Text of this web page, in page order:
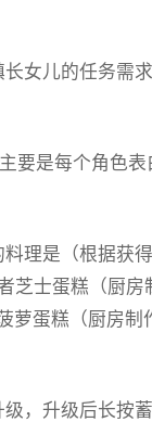
女儿的任务需
要是每个角色
理是（根据获得
芝士蛋糕（厨房
萝蛋糕（厨房制
，升级后长按